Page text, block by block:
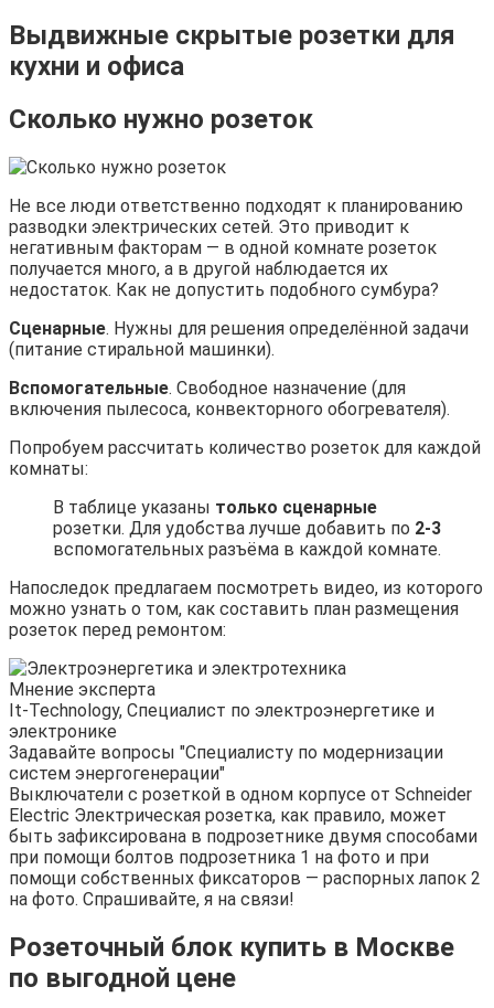
Выдвижные скрытые розетки для
кухни и офиса
Сколько нужно розеток
Не все люди ответственно подходят к планированию
разводки электрических сетей. Это приводит к
негативным факторам — в одной комнате розеток
получается много, а в другой наблюдается их
недостаток. Как не допустить подобного сумбура?
Сценарные. Нужны для решения определённой задачи
(питание стиральной машинки).
Вспомогательные. Свободное назначение (для
включения пылесоса, конвекторного обогревателя).
Попробуем рассчитать количество розеток для каждой
комнаты:
В таблице указаны только сценарные
розетки. Для удобства лучше добавить по 2-3
вспомогательных разъёма в каждой комнате.
Напоследок предлагаем посмотреть видео, из которого
можно узнать о том, как составить план размещения
розеток перед ремонтом:
Мнение эксперта
It-Technology, Cпециалист по электроэнергетике и
электронике
Задавайте вопросы "Специалисту по модернизации
систем энергогенерации"
Выключатели с розеткой в одном корпусе от Schneider
Electric Электрическая розетка, как правило, может
быть зафиксирована в подрозетнике двумя способами
при помощи болтов подрозетника 1 на фото и при
помощи собственных фиксаторов — распорных лапок 2
на фото. Спрашивайте, я на связи!
Розеточный блок купить в Москве
по выгодной цене